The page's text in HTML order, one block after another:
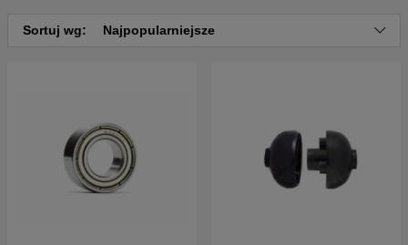
Sortuj wg: Najpopularniejsze